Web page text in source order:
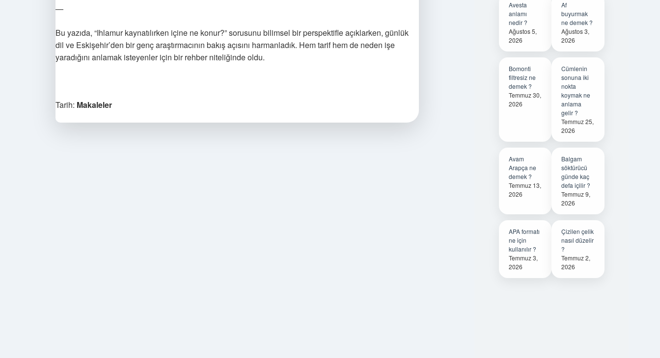
—
Bu yazıda, “Ihlamur kaynatılırken içine ne konur?” sorusunu bilimsel bir perspektifle açıklarken, günlük
dil ve Eskişehir’den bir genç araştırmacının bakış açısını harmanladık. Hem tarif hem de neden işe
yaradığını anlamak isteyenler için bir rehber niteliğinde oldu.
Tarih: Makaleler
Avesta
anlamı
nedir ?
Ağustos 5,
2026
Af
buyurmak
ne demek ?
Ağustos 3,
2026
Bomonti
filtresiz ne
demek ?
Temmuz 30,
2026
Cümlenin
sonuna iki
nokta
koymak ne
anlama
gelir ?
Temmuz 25,
2026
Avam
Arapça ne
demek ?
Temmuz 13,
2026
Balgam
söktürücü
günde kaç
defa içilir ?
Temmuz 9,
2026
APA formatı
ne için
kullanılır ?
Temmuz 3,
2026
Çizilen çelik
nasıl düzelir
?
Temmuz 2,
2026